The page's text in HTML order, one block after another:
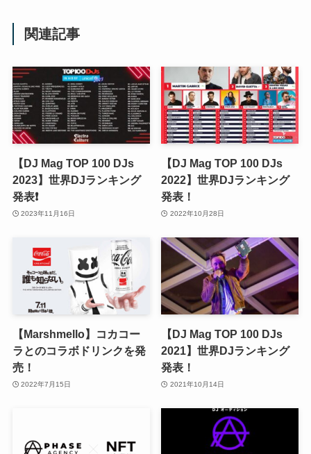
関連記事
【DJ Mag TOP 100 DJs
2023】世界DJランキング
発表❗️
2023年11月16日
【DJ Mag TOP 100 DJs
2022】世界DJランキング
発表！
2022年10月28日
【Marshmello】コカコー
ラとのコラボドリンクを発
売！
2022年7月15日
【DJ Mag TOP 100 DJs
2021】世界DJランキング
発表！
2021年10月14日